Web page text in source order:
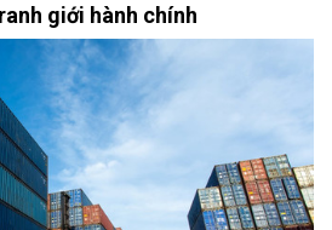
giới hành chính